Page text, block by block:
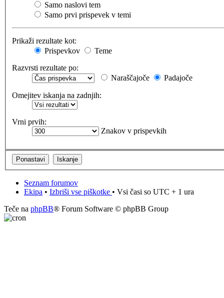
Samo naslovi tem
Samo prvi prispevek v temi
Prikaži rezultate kot:
Prispevkov
Teme
Razvrsti rezultate po:
Naraščajoče
Padajoče
Omejitev iskanja na zadnjih:
Vrni prvih:
Znakov v prispevkih
Seznam forumov
Ekipa • Izbriši vse piškotke • Vsi časi so UTC + 1 ura
Teče na phpBB® Forum Software © phpBB Group